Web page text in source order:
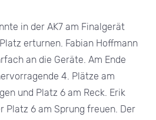
in der AK7 am Finalgerät
erturnen. Fabian Hoffmann
an die Geräte. Am Ende
4. Plätze am
und Platz 6 am Reck. Erik
Platz 6 am Sprung freuen. Der